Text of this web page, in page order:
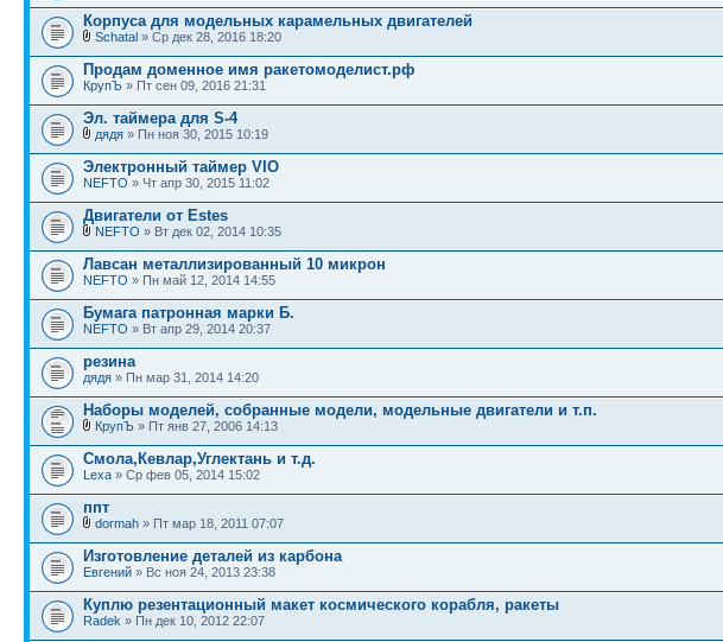
Корпуса для модельных карамельных двигателей
Schatal » Ср дек 28, 2016 18:20
Продам доменное имя ракетомоделист.рф
КрупЪ » Пт сен 09, 2016 21:31
Эл. таймера для S-4
дядя » Пн ноя 30, 2015 10:19
Электронный таймер VIO
NEFTO » Чт апр 30, 2015 11:02
Двигатели от Estes
NEFTO » Вт дек 02, 2014 10:35
Лавсан металлизированный 10 микрон
NEFTO » Пн май 12, 2014 14:55
Бумага патронная марки Б.
NEFTO » Вт апр 29, 2014 20:37
резина
дядя » Пн мар 31, 2014 14:20
Наборы моделей, собранные модели, модельные двигатели и т.п.
КрупЪ » Пт янв 27, 2006 14:13
Смола,Кевлар,Углектань и т.д.
Lexa » Ср фев 05, 2014 15:02
ппт
dormah » Пт мар 18, 2011 07:07
Изготовление деталей из карбона
Евгений » Вс ноя 24, 2013 23:38
Куплю резентационный макет космического корабля, ракеты
Radek » Пн дек 10, 2012 22:07